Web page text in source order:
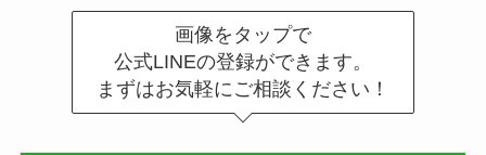
画像をタップで
公式LINEの登録ができます。
まずはお気軽にご相談ください！